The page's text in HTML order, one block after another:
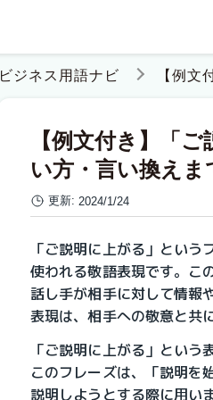
ビジネス用語ナビ 【例文
【例文付き】「
い方・言い換えま
更新: 2024/1/24
「ご説明に上がる」とい
使われる敬語表現です。こ
話し手が相手に対して情報
表現は、相手への敬意と共
「ご説明に上がる」という
このフレーズは、「説明を
説明しようとする際に用い